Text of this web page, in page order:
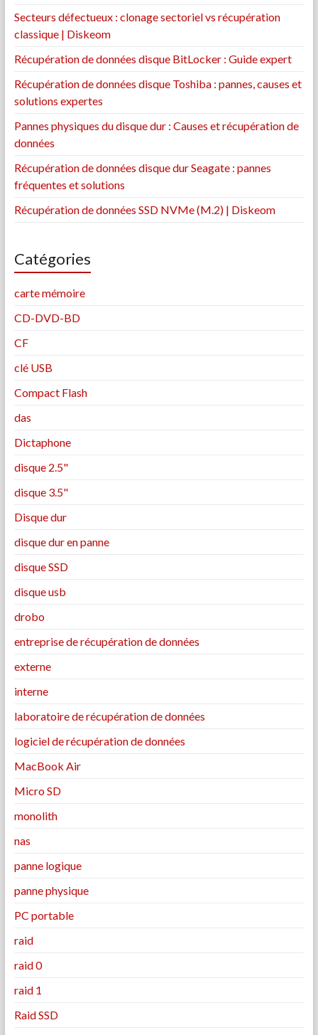
Secteurs défectueux : clonage sectoriel vs récupération
classique | Diskeom
Récupération de données disque BitLocker : Guide expert
Récupération de données disque Toshiba : pannes, causes et
solutions expertes
Pannes physiques du disque dur : Causes et récupération de
données
Récupération de données disque dur Seagate : pannes
fréquentes et solutions
Récupération de données SSD NVMe (M.2) | Diskeom
Catégories
carte mémoire
CD-DVD-BD
CF
clé USB
Compact Flash
das
Dictaphone
disque 2.5"
disque 3.5"
Disque dur
disque dur en panne
disque SSD
disque usb
drobo
entreprise de récupération de données
externe
interne
laboratoire de récupération de données
logiciel de récupération de données
MacBook Air
Micro SD
monolith
nas
panne logique
panne physique
PC portable
raid
raid 0
raid 1
Raid SSD